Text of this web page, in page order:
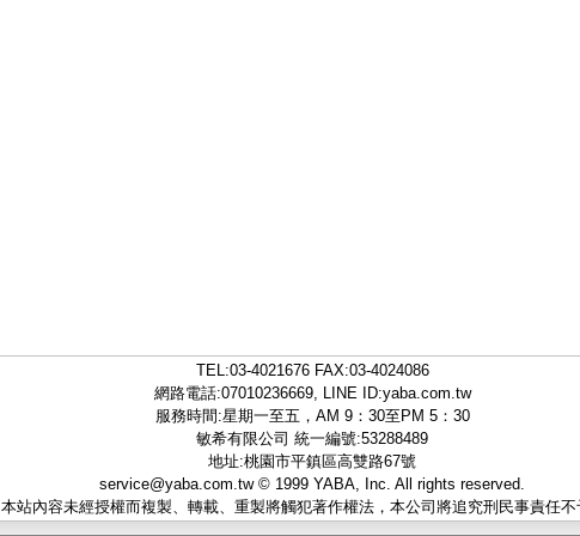
TEL:03-4021676FAX:03-4024086
網路電話:07010236669, LINE ID:yaba.com.tw
服務時間:星期一至五，AM 9：30至PM 5：30
敏希有限公司 統一編號:53288489
地址:桃園市平鎮區高雙路67號
service@yaba.com.tw© 1999 YABA, Inc. All rights reserved.
本站內容未經授權而複製、轉載、重製將觸犯著作權法，本公司將追究刑民事責任不